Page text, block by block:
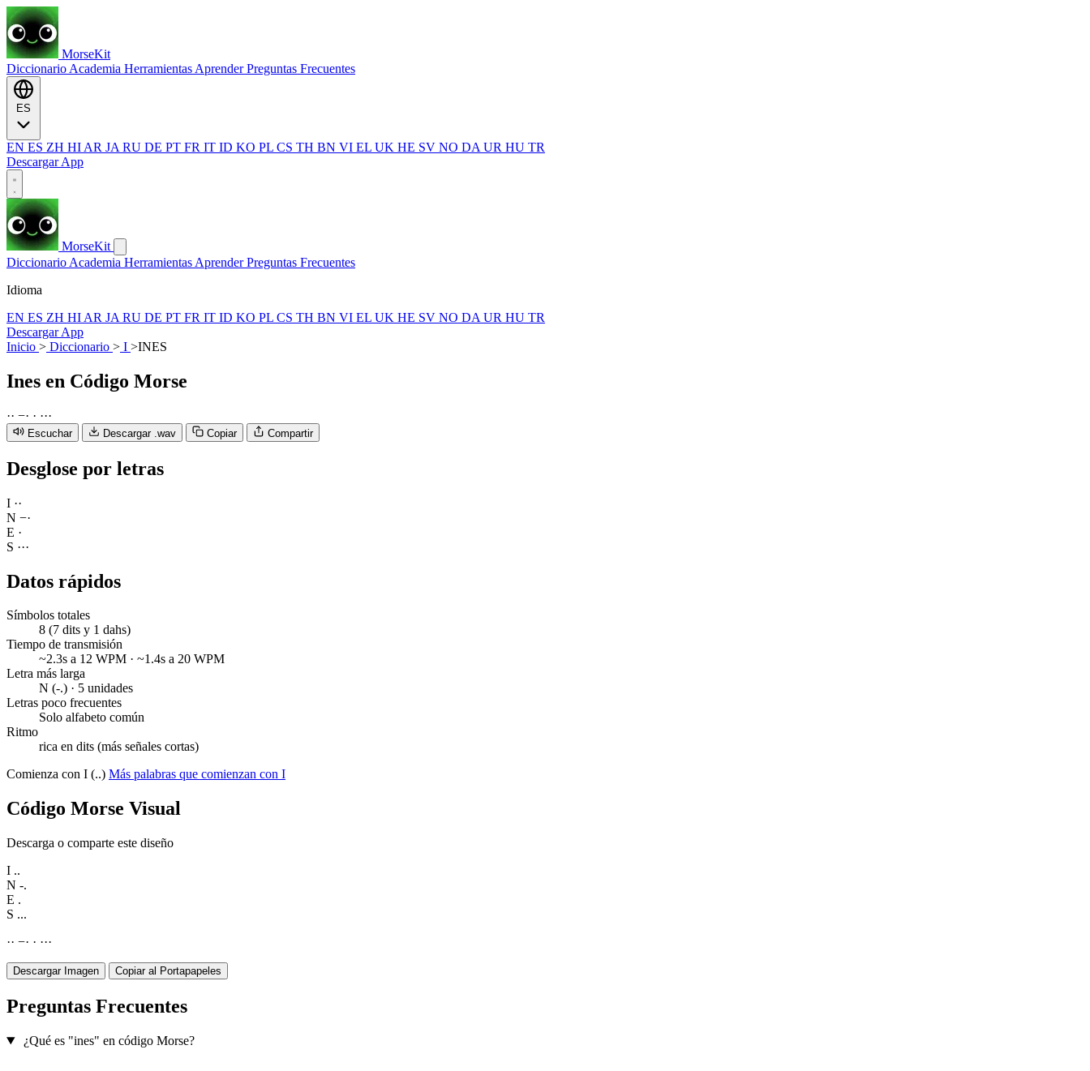
MorseKit
Diccionario Academia Herramientas AprenderPreguntas Frecuentes
EN ES ZH HI AR JA RU DE PT FR IT ID KO PL CS TH BN VI EL UK HE SV NO DA UR HU TR
Descargar App
MorseKit
Diccionario Academia Herramientas AprenderPreguntas Frecuentes
Idioma
EN ES ZH HI AR JA RU DE PT FR IT ID KO PL CS TH BN VI EL UK HE SV NO DA UR HU TR
Descargar App
Inicio > Diccionario > I >INES
Ines en Código Morse
·· −· · ···
Escuchar Descargar .wav Copiar Compartir
Desglose por letras
I ··
N −·
E ·
S ···
Datos rápidos
Símbolos totales
8 (7 dits y 1 dahs)
Tiempo de transmisión
~2.3s a 12 WPM · ~1.4s a 20 WPM
Letra más larga
N (-.) · 5 unidades
Letras poco frecuentes
Solo alfabeto común
Ritmo
rica en dits (más señales cortas)
Comienza con I (..) Más palabras que comienzan con I
Código Morse Visual
Descarga o comparte este diseño
I ..
N -.
E .
S ...
·· −· · ···
Descargar Imagen Copiar al Portapapeles
Preguntas Frecuentes
¿Qué es "ines" en código Morse?